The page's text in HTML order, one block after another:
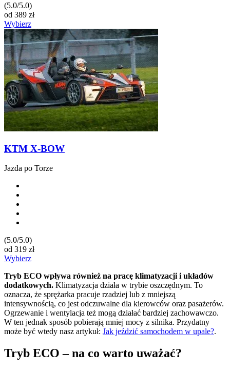
(5.0/5.0)
od 389 zł
Wybierz
KTM X-BOW
Jazda po Torze
(5.0/5.0)
od 319 zł
Wybierz
Tryb ECO wpływa również na pracę klimatyzacji i układów
dodatkowych. Klimatyzacja działa w trybie oszczędnym. To
oznacza, że sprężarka pracuje rzadziej lub z mniejszą
intensywnością, co jest odczuwalne dla kierowców oraz pasażerów.
Ogrzewanie i wentylacja też mogą działać bardziej zachowawczo.
W ten jednak sposób pobierają mniej mocy z silnika. Przydatny
może być wtedy nasz artykuł: Jak jeździć samochodem w upale?.
Tryb ECO – na co warto uważać?